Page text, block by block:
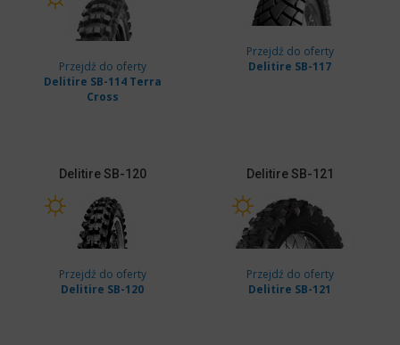
Przejdź do oferty
Delitire SB-114 Terra
Cross
Przejdź do oferty
Delitire SB-117
DelitireSB-120
Przejdź do oferty
Delitire SB-120
DelitireSB-121
Przejdź do oferty
Delitire SB-121